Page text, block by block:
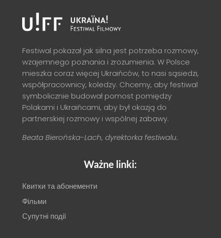
Festiwal pokazał jak silna jest potrzeba rozmowy,
wzajemnego poznania i zrozumienia. W Polsce
mieszka coraz więcej Ukraińców, to nasi sąsiedzi,
współpracownicy, koledzy. Chcemy, aby festiwal
symbolicznie budował pomost pomiędzy
Polakami i Ukraińcami, aby był okazją do
partnerskiej rozmowy i wspólnej zabawy.
Beata Bierońska-Lach, dyrektorka festiwalu.
Ważne linki:
Квитки та абонементи
Фільми
Супутні події